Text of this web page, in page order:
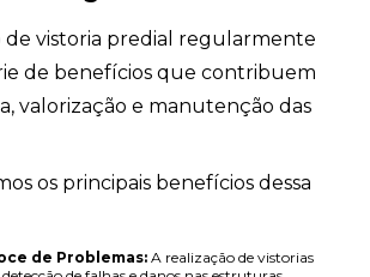
de vistoria predial regularmente
de benefícios que contribuem
valorização e manutenção das
os principais benefícios dessa
de Problemas: A realização de vistorias